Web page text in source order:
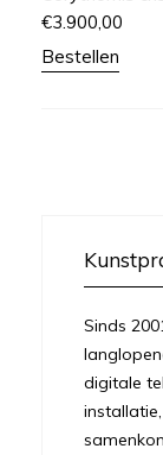
€3.900,00
Bestellen
Sinds
digitale